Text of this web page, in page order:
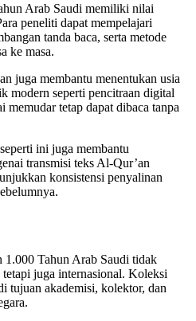
Arab Saudi memiliki nilai
peneliti dapat mempelajari
tanda baca, serta metode
ke masa.
juga membantu menentukan usia
modern seperti pencitraan digital
tetap dapat dibaca tanpa
ini juga membantu
transmisi teks Al-Qur’an
konsistensi penyalinan
1.000 Tahun Arab Saudi tidak
juga internasional. Koleksi
tujuan akademisi, kolektor, dan